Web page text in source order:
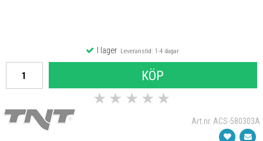
I lagerLeveranstid: 1-4 dagar
KÖP
★ ★ ★ ★ ★
Art.nr. ACS-580303A